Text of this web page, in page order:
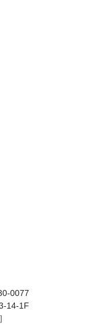
0077
14-1F